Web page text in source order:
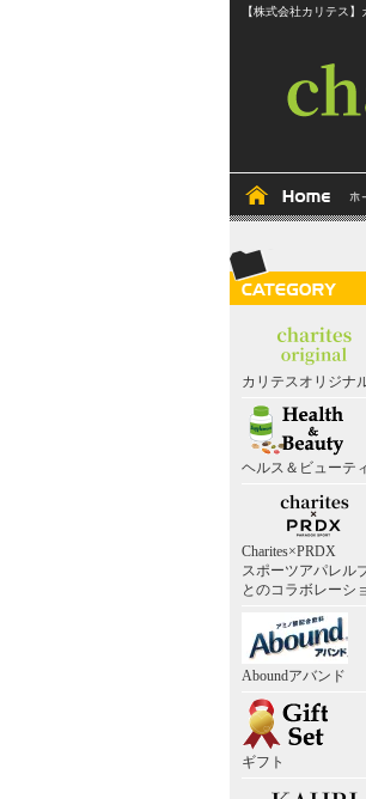
【株式会社カリテス
カリテスオリジナ
ヘルス＆ビューテ
Charites×PRDX
スポーツアパレル
とのコラボレーシ
Aboundアバンド
ギフト